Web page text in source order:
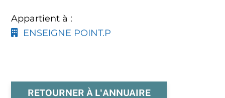
Appartient à :
ENSEIGNE POINT.P
RETOURNER À L'ANNUAIRE